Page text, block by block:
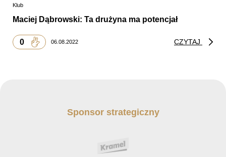
Klub
Maciej Dąbrowski: Ta drużyna ma potencjał
0 06.08.2022 CZYTAJ
Sponsor strategiczny